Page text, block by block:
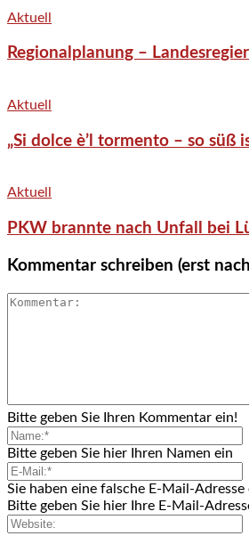
Aktuell
Regionalplanung –
Aktuell
„Si dolce è’l tormento – so süß
Aktuell
PKW brannte nach Unfall bei
Kommentar schreiben (erst
Bitte geben Sie Ihren Kommentar ein!
Bitte geben Sie hier Ihren Namen ein
Sie haben eine falsche E-Mail-Adresse
Bitte geben Sie hier Ihre E-Mail-